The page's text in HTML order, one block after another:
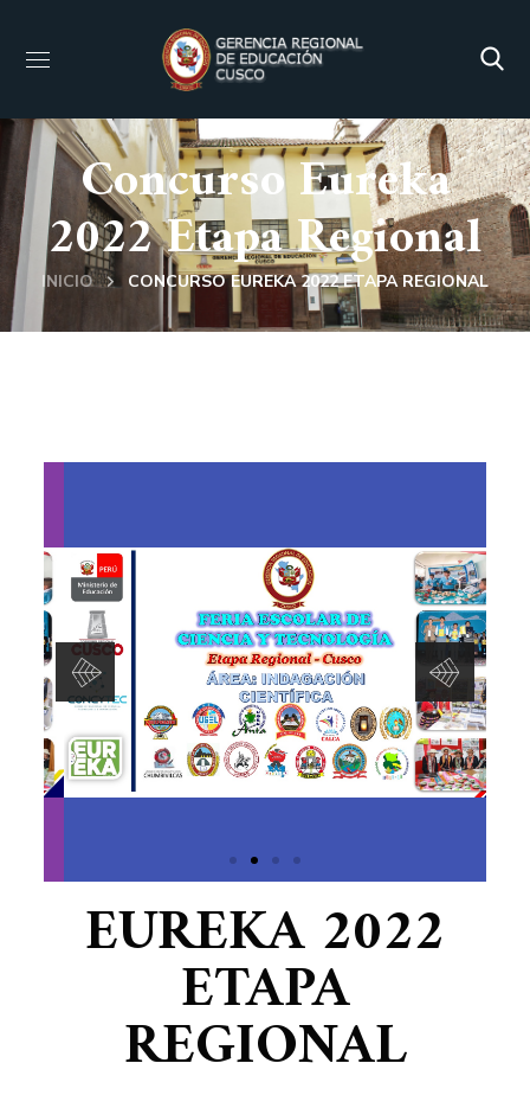
Concurso Eureka
2022 Etapa Regional
INICIO CONCURSO EUREKA 2022 ETAPA REGIONAL
EUREKA 2022
ETAPA
REGIONAL